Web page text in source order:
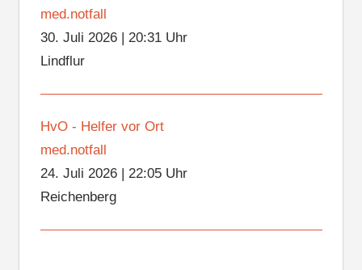
med.notfall
30. Juli 2026| 20:31 Uhr
Lindflur
HvO - Helfer vor Ort
med.notfall
24. Juli 2026| 22:05 Uhr
Reichenberg